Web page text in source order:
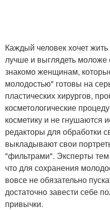
Каждый человек хочет
лучше и выглядеть моложе
знакомо женщинам,
молодостью" готовы на
пластических хирургов,
косметологические
косметику и не гнушаются
редакторы для обработки
выкладывают свои
"фильтрами". Эксперты
что для сохранения
вовсе не обязательно
достаточно завести себе
привычки.